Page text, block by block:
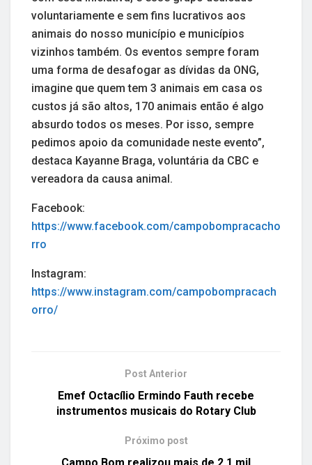
voluntariamente e sem fins lucrativos aos
animais do nosso município e municípios
vizinhos também. Os eventos sempre foram
uma forma de desafogar as dívidas da ONG,
imagine que quem tem 3 animais em casa os
custos já são altos, 170 animais então é algo
absurdo todos os meses. Por isso, sempre
pedimos apoio da comunidade neste evento”,
destaca Kayanne Braga, voluntária da CBC e
vereadora da causa animal.
Facebook:
https://www.facebook.com/campobompracacho
rro
Instagram:
https://www.instagram.com/campobompracach
orro/
Post Anterior
Emef Octacílio Ermindo Fauth recebe
instrumentos musicais do Rotary Club
Próximo post